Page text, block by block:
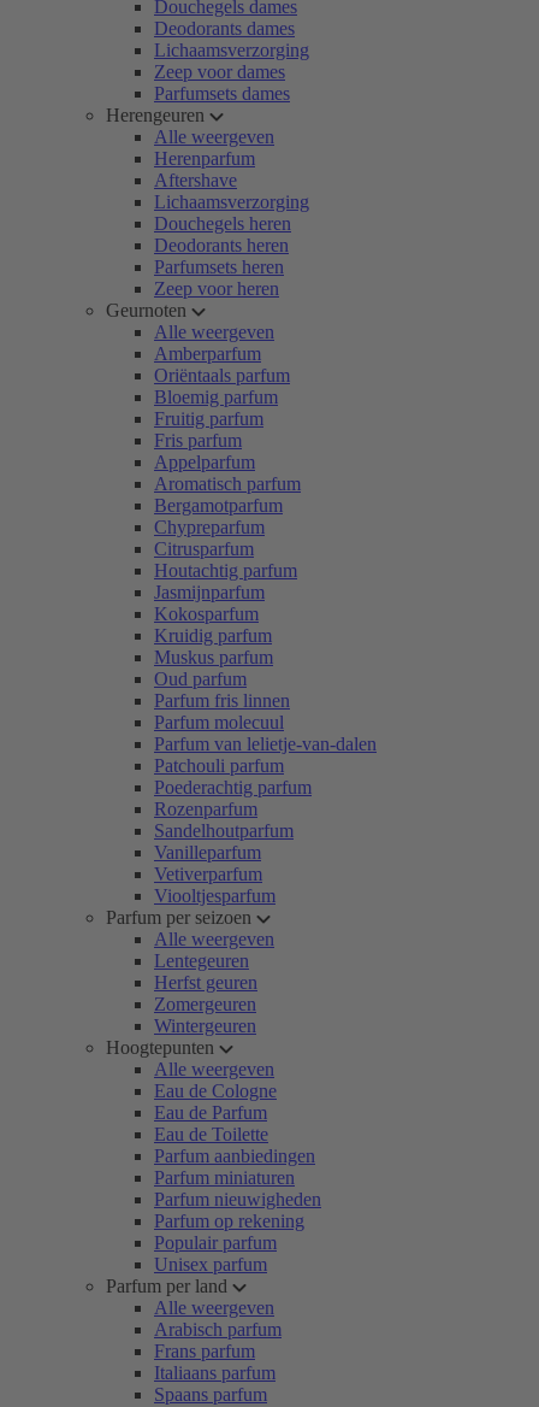
Douchegels dames
Deodorants dames
Lichaamsverzorging
Zeep voor dames
Parfumsets dames
Herengeuren
Alle weergeven
Herenparfum
Aftershave
Lichaamsverzorging
Douchegels heren
Deodorants heren
Parfumsets heren
Zeep voor heren
Geurnoten
Alle weergeven
Amberparfum
Oriëntaals parfum
Bloemig parfum
Fruitig parfum
Fris parfum
Appelparfum
Aromatisch parfum
Bergamotparfum
Chypreparfum
Citrusparfum
Houtachtig parfum
Jasmijnparfum
Kokosparfum
Kruidig parfum
Muskus parfum
Oud parfum
Parfum fris linnen
Parfum molecuul
Parfum van lelietje-van-dalen
Patchouli parfum
Poederachtig parfum
Rozenparfum
Sandelhoutparfum
Vanilleparfum
Vetiverparfum
Viooltjesparfum
Parfum per seizoen
Alle weergeven
Lentegeuren
Herfst geuren
Zomergeuren
Wintergeuren
Hoogtepunten
Alle weergeven
Eau de Cologne
Eau de Parfum
Eau de Toilette
Parfum aanbiedingen
Parfum miniaturen
Parfum nieuwigheden
Parfum op rekening
Populair parfum
Unisex parfum
Parfum per land
Alle weergeven
Arabisch parfum
Frans parfum
Italiaans parfum
Spaans parfum